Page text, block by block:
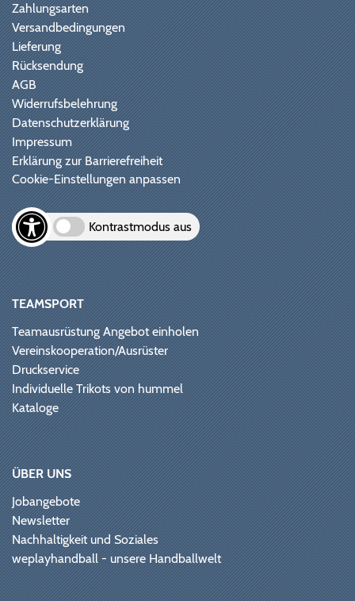
Zahlungsarten
Versandbedingungen
Lieferung
Rücksendung
AGB
Widerrufsbelehrung
Datenschutzerklärung
Impressum
Erklärung zur Barrierefreiheit
Cookie-Einstellungen anpassen
Kontrastmodus aus
TEAMSPORT
Teamausrüstung Angebot einholen
Vereinskooperation/Ausrüster
Druckservice
Individuelle Trikots von hummel
Kataloge
ÜBER UNS
Jobangebote
Newsletter
Nachhaltigkeit und Soziales
weplayhandball - unsere Handballwelt